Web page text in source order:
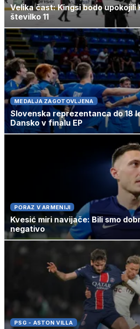
Velika čast: Kingsi bodo upokojili
številko 11
MEDALJA ZAGOTOVLJENA
Slovenska reprezentanca do 18
Dansko v finalu EP
PORAZ V ARMENIJI
Kvesić miri navijače: Bili smo
negativo
PSG - ASTON VILLA